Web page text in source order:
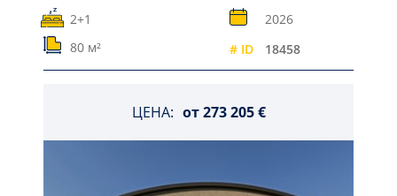
2+1
2026
80 м²
# ID 18458
ЦЕНА: от273 205 €